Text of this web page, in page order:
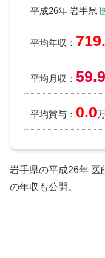
平成26年 岩手県
平均年収：
平均月収： 59.9
平均賞与： 0.0
岩手県の平成26年 医
の年収も公開。